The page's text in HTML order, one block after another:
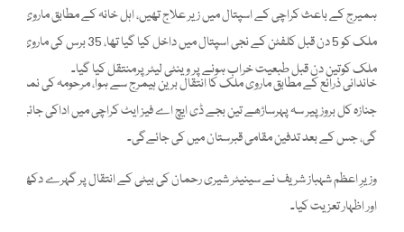
ہمیرج کے باعث کراچی کے اسپتال میں زیر علاج تھیں، اہل خانہ کے مطابق ماروی
ملک کو 5 دن قبل کلفٹن کے نجی اسپتال میں داخل کیا گیا تھا، 35 برس کی ماروی
ملک کوتین دن قبل طبعیت خراب ہونے پر وینٹی لیٹر پرمنتقل کیا گیا۔
خاندانی ذرائع کے مطابق ماروی ملک کا انتقال برین ہیمرج سے ہوا، مرحومہ کی نمازِ
جنازہ کل بروز پیر سہ پہرساڑھے تین بجے ڈی ایچ اے فیز ایٹ کراچی میں اداکی جائے
گی، جس کے بعد تدفین مقامی قبرستان میں کی جائےگی۔
وزیرِ اعظم شہباز شریف نے سینیٹر شیری رحمان کی بیٹی کے انتقال پر گہرے دکھ
اور اظہار تعزیت کیا۔